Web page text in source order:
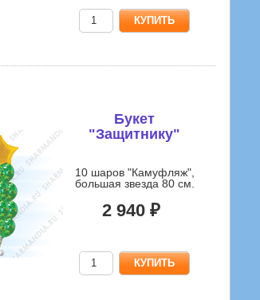
Букет
"Защитнику"
10 шаров "Камуфляж",
большая звезда 80 см.
2 940 ₽